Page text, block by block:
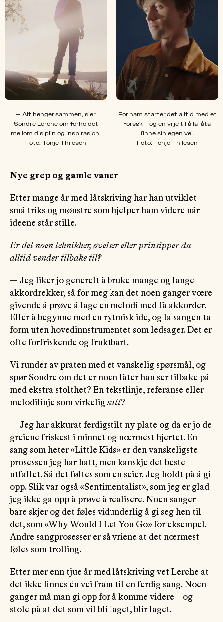
— Alt henger sammen, sier
Sondre Lerche om forholdet
mellom disiplin og inspirasjon.
Foto: Tonje Thilesen
For ham starter det alltid med et
forsøk – og en vilje til å la låta
finne sin egen vei.
Foto: Tonje Thilesen
Nye grep og gamle vaner
Etter mange år med låtskriving har han utviklet
små triks og mønstre som hjelper ham videre når
ideene står stille.
Er det noen teknikker, øvelser eller prinsipper du
alltid vender tilbake til?
— Jeg liker jo generelt å bruke mange og lange
akkordrekker, så for meg kan det noen ganger vœre
givende å prøve å lage en melodi med få akkorder.
Eller å begynne med en rytmisk ide, og la sangen ta
form uten hovedinnstrumentet som ledsager. Det er
ofte forfriskende og fruktbart.
Vi runder av praten med et vanskelig spørsmål, og
spør Sondre om det er noen låter han ser tilbake på
med ekstra stolthet? En tekstlinje, referanse eller
melodilinje som virkelig satt?
— Jeg har akkurat ferdigstilt ny plate og da er jo de
greiene friskest i minnet og nœrmest hjertet. En
sang som heter «Little Kids» er den vanskeligste
prosessen jeg har hatt, men kanskje det beste
utfallet. Så det føltes som en seier. Jeg holdt på å gi
opp. Slik var også «Sentimentalist», som jeg er glad
jeg ikke ga opp å prøve å realisere. Noen sanger
bare skjer og det føles vidunderlig å gi seg hen til
det, som «Why Would I Let You Go» for eksempel.
Andre sangprosesser er så vriene at det nœrmest
føles som trolling.
Etter mer enn tjue år med låtskriving vet Lerche at
det ikke finnes én vei fram til en ferdig sang. Noen
ganger må man gi opp for å komme videre – og
stole på at det som vil bli laget, blir laget.